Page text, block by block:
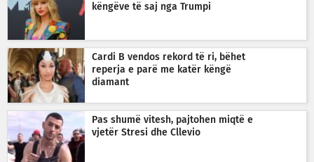
këngëve të saj nga Trumpi
Cardi B vendos rekord të ri, bëhet
reperja e parë me katër këngë
diamant
Pas shumë vitesh, pajtohen miqtë e
vjetër Stresi dhe Cllevio